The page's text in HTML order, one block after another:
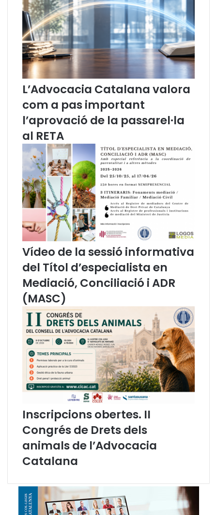
r
í
d
i
c
g
a
m
a
I
M
e
d
i
ó
2
0
2
4
.
N
o
v
s
e
s
e
l
a
g
e
s
i
ó
e
f
l
L’Advocacia Catalana valora
com a pas important
l’aprovació de la passarel·la
al RETA
Vídeo de la sessió informativa
del Títol d’especialista en
Mediació, Conciliació i ADR
(MASC)
Inscripcions obertes. II
Congrés de Drets dels
animals de l’Advocacia
Catalana